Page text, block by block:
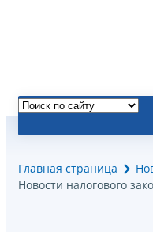
Главная страница
Новости налогового